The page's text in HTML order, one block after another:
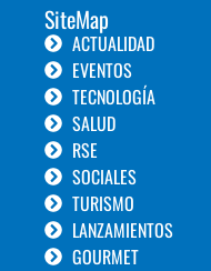
SiteMap
ACTUALIDAD
EVENTOS
TECNOLOGÍA
SALUD
RSE
SOCIALES
TURISMO
LANZAMIENTOS
GOURMET